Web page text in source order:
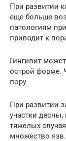
При развитии
еще больше
патологиям
приводит к
Гингивит
острой форме.
пору.
При развитии
участки десны,
тяжелых
множество